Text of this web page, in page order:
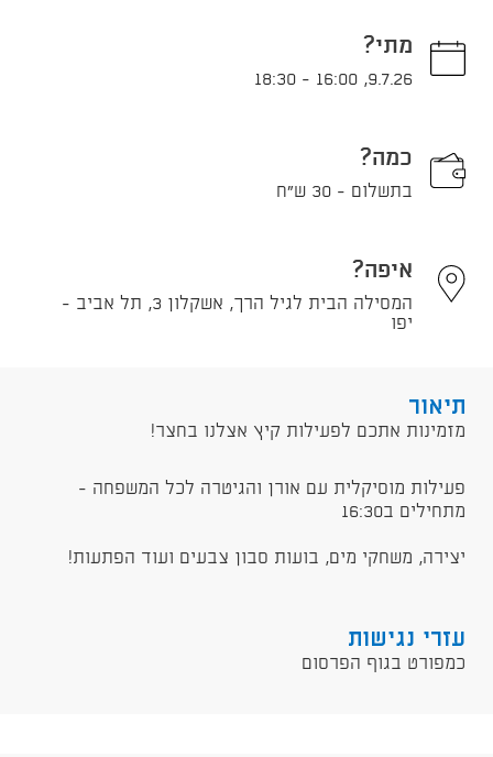
מתי?
9.7.26
,
16:00
-
18:30
כמה?
בתשלום - 30 ש"ח
איפה?
המסילה הבית לגיל הרך, אשקלון 3, תל אביב -
יפו
תיאור
מזמינות אתכם לפעילות קיץ אצלנו בחצר!
פעילות מוסיקלית עם אורן והגיטרה לכל המשפחה -
מתחילים ב16:30
יצירה, משחקי מים, בועות סבון צבעים ועוד הפתעות!
עזרי נגישות
כמפורט בגוף הפרסום